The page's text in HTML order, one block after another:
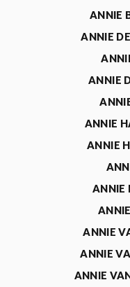
ANNIE
ANNIE
ANNIE
ANNIE
ANNIE
ANNIE
ANNIE
ANNIE
ANNIE